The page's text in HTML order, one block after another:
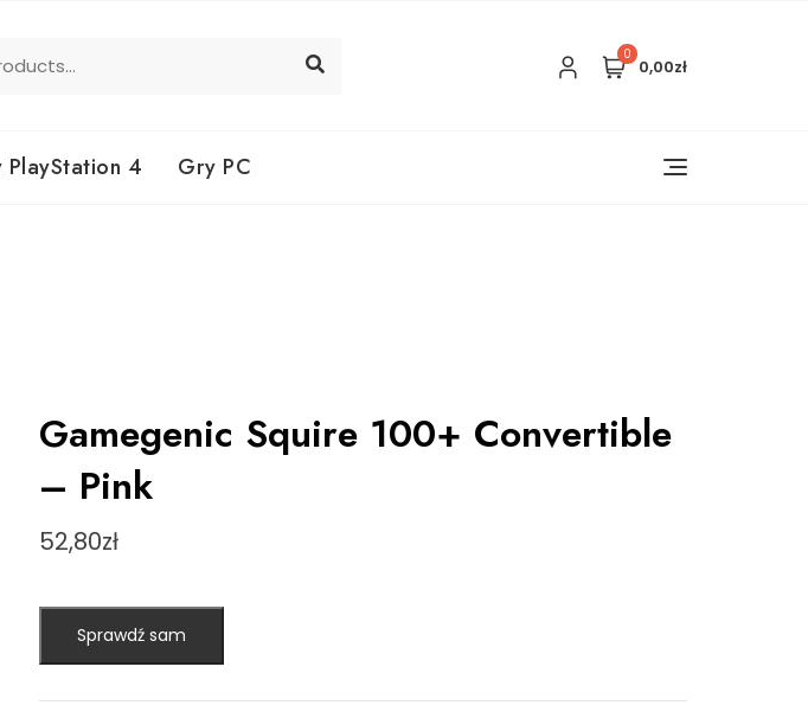
0
0,00zł
PlayStation 4 Gry PC
Gamegenic Squire 100+ Convertible
– Pink
52,80zł
Sprawdź sam